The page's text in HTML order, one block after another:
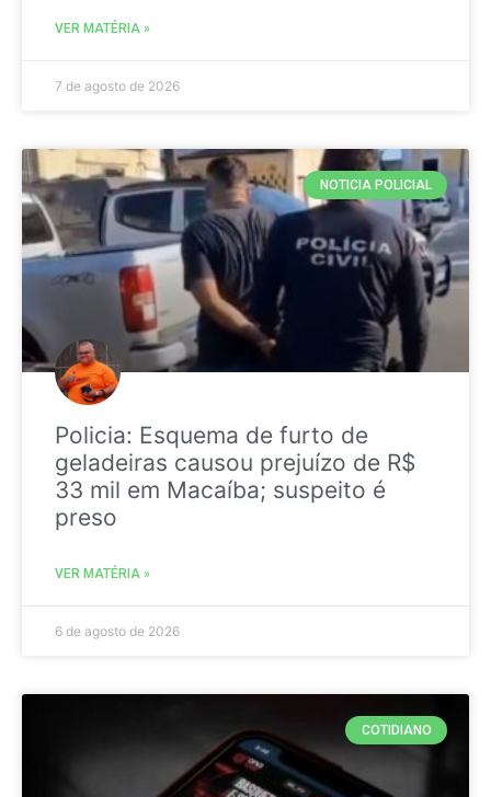
VER MATÉRIA »
7 de agosto de 2026
NOTICIA POLICIAL
Policia: Esquema de furto de
geladeiras causou prejuízo de R$
33 mil em Macaíba; suspeito é
preso
VER MATÉRIA »
6 de agosto de 2026
COTIDIANO